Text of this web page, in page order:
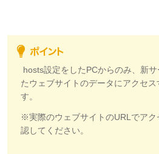
hosts設定をしたPCからのみ、新
たウェブサイトのデータにアクセ
す。
※実際のウェブサイトのURLでア
認してください。